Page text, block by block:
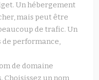
Un hébergement
mais peut être
de trafic. Un
performance,
de domaine
un nom